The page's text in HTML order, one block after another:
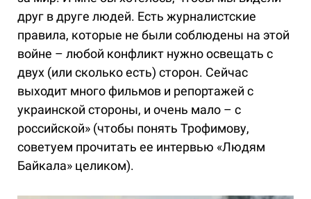
друг в друге людей. Есть журналистские
правила, которые не были соблюдены на этой
войне – любой конфликт нужно освещать с
двух (или сколько есть) сторон. Сейчас
выходит много фильмов и репортажей с
украинской стороны, и очень мало – с
российской» (чтобы понять Трофимову,
советуем прочитать ее интервью «Людям
Байкала» целиком).